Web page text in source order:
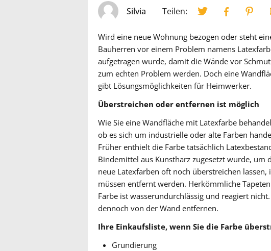
Silvia Teilen:
Wird eine neue Wohnung bezogen oder steht
Bauherren vor einem Problem namens
aufgetragen wurde, damit die Wände vor
zum echten Problem werden. Doch eine
gibt Lösungsmöglichkeiten für Heimwerker.
Überstreichen oder entfernen ist möglich
Wie Sie eine Wandfläche mit Latexfarbe
ob es sich um industrielle oder alte Farben
Früher enthielt die Farbe tatsächlich
Bindemittel aus Kunstharz zugesetzt wurde, um
neue Latexfarben oft noch überstreichen
müssen entfernt werden. Herkömmliche
Farbe ist wasserundurchlässig und reagiert
dennoch von der Wand entfernen.
Ihre Einkaufsliste, wenn Sie die Farbe
Grundierung